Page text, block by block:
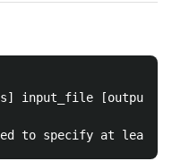
input_file [output]